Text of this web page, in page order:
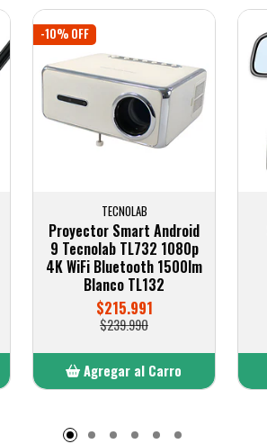
-10% OFF
TECNOLAB
Proyector Smart Android
9 Tecnolab TL732 1080p
4K WiFi Bluetooth 1500lm
Blanco TL132
$215.991
$239.990
Agregar al Carro